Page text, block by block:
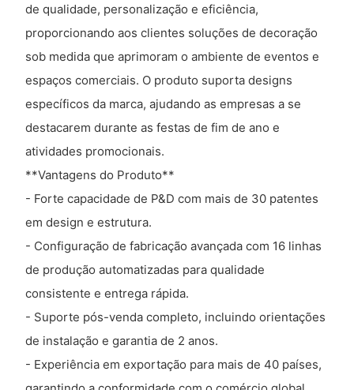
de qualidade, personalização e eficiência,
proporcionando aos clientes soluções de decoração
sob medida que aprimoram o ambiente de eventos e
espaços comerciais. O produto suporta designs
específicos da marca, ajudando as empresas a se
destacarem durante as festas de fim de ano e
atividades promocionais.
**Vantagens do Produto**
- Forte capacidade de P&D com mais de 30 patentes
em design e estrutura.
- Configuração de fabricação avançada com 16 linhas
de produção automatizadas para qualidade
consistente e entrega rápida.
- Suporte pós-venda completo, incluindo orientações
de instalação e garantia de 2 anos.
- Experiência em exportação para mais de 40 países,